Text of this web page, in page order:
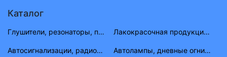
Каталог
Глушители, резонаторы, приемные трубы ВАЗ, ГАЗ, УАЗ Лакокрасочная продукция (растворитель, антигравий, краска, материал)
Автосигнализации, радиостанции Автолампы, дневные огни, фары противотуманные, габаритные огни